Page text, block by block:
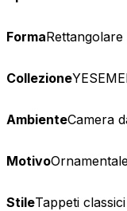
FormaRettangolare
Collezione
AmbienteCamera
Motivo
StileTappeti classici